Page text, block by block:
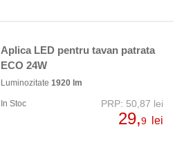
Aplica LED pentru tavan patrata
ECO 24W
Luminozitate 1920 lm
In Stoc PRP: 50,87 lei
29,9 lei